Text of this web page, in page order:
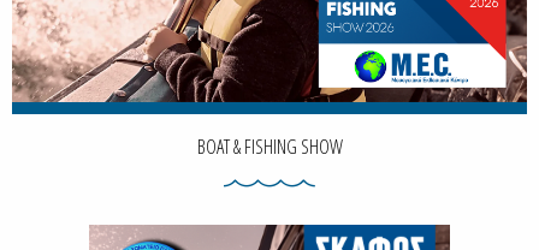
BOAT & FISHING SHOW